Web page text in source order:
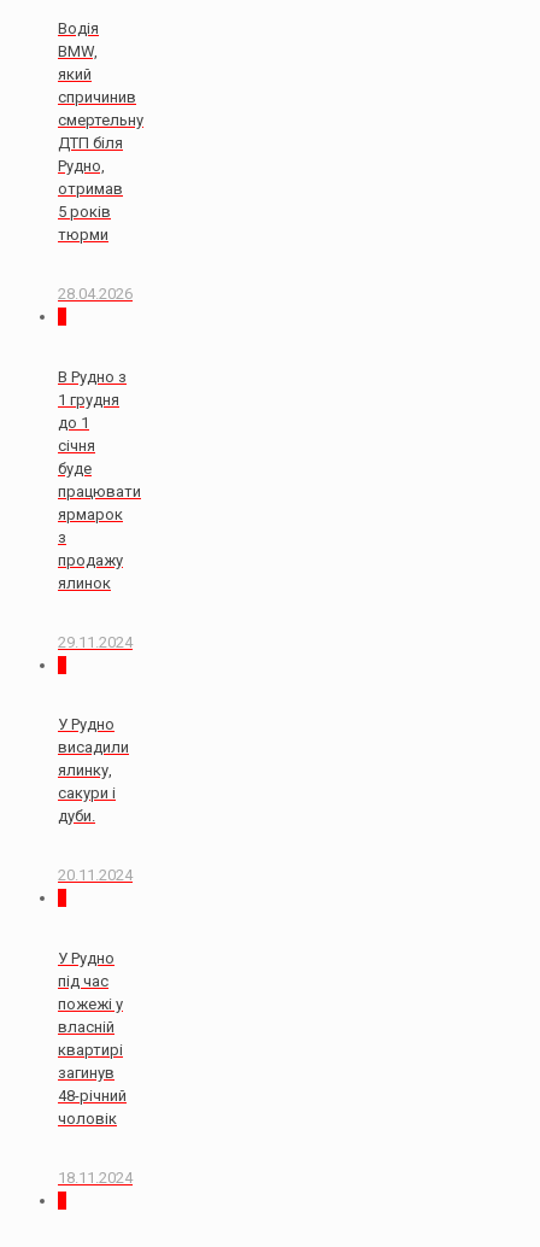
Водія
BMW,
який
спричинив
смертельну
ДТП біля
Рудно,
отримав
5 років
тюрми
28.04.2026
В Рудно з
1 грудня
до 1
січня
буде
працювати
ярмарок
з
продажу
ялинок
29.11.2024
У Рудно
висадили
ялинку,
сакури і
дуби.
20.11.2024
У Рудно
під час
пожежі у
власній
квартирі
загинув
48-річний
чоловік
18.11.2024